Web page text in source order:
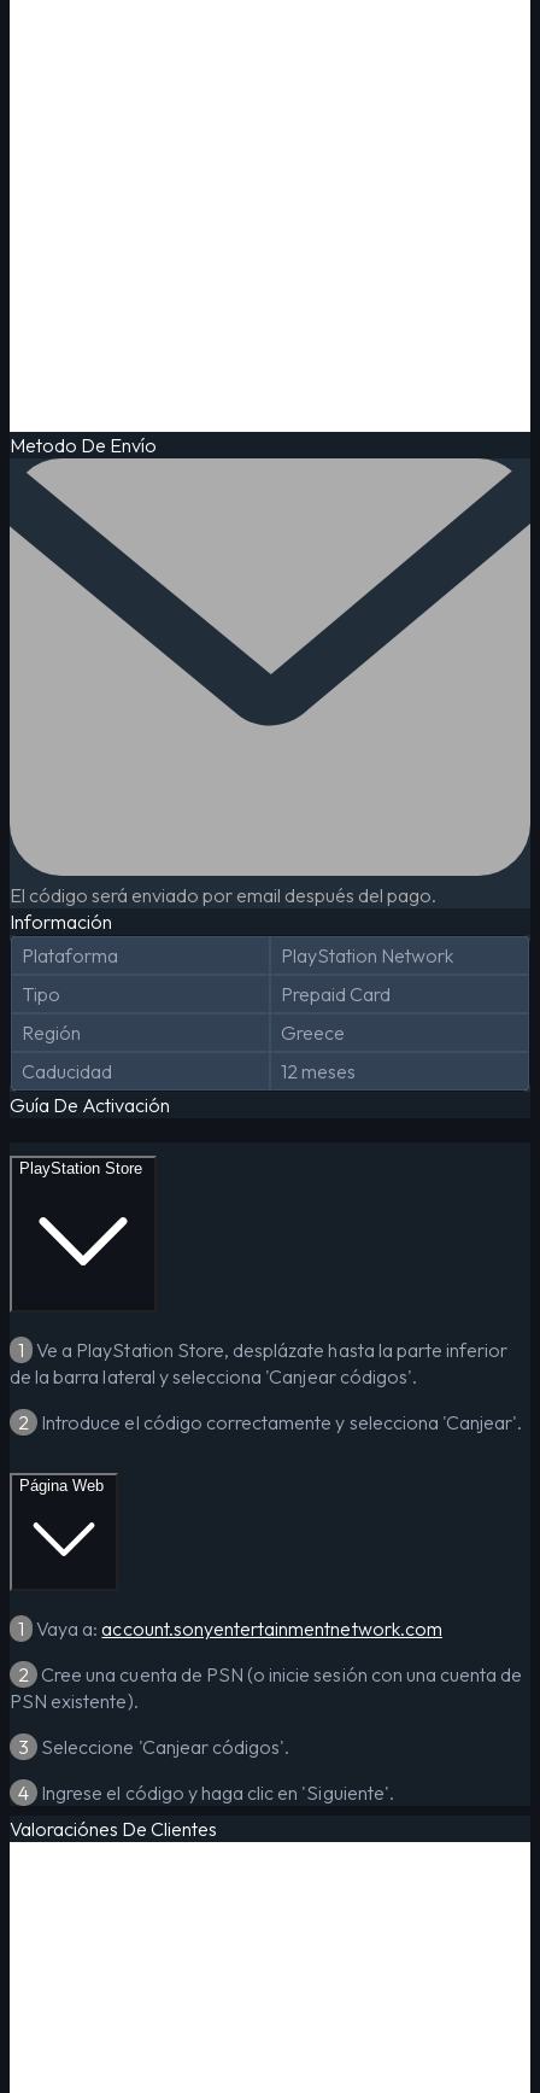
Metodo De Envío
El código será enviado por email después del pago.
Información
Plataforma
PlayStation Network
Tipo
Prepaid Card
Región
Greece
Caducidad
12 meses
Guía De Activación
PlayStation Store
1 Ve a PlayStation Store, desplázate hasta la parte inferior
de la barra lateral y selecciona 'Canjear códigos'.
2 Introduce el código correctamente y selecciona 'Canjear'.
Página Web
1 Vaya a:account.sonyentertainmentnetwork.com
2 Cree una cuenta de PSN (o inicie sesión con una cuenta de
PSN existente).
3 Seleccione 'Canjear códigos'.
4 Ingrese el código y haga clic en 'Siguiente'.
Valoraciónes De Clientes